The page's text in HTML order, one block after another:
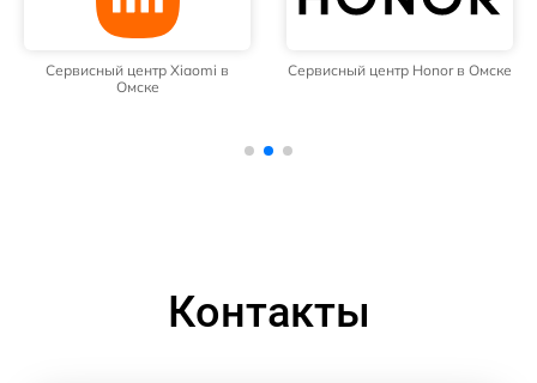
Сервисный центр Xiaomi в
Омске
Сервисный центр Honor в Омске
Контакты